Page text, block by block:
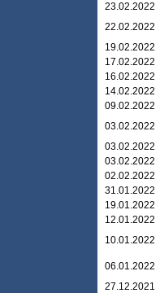
23.02.2022
22.02.2022
19.02.2022
17.02.2022
16.02.2022
14.02.2022
09.02.2022
03.02.2022
03.02.2022
03.02.2022
02.02.2022
31.01.2022
19.01.2022
12.01.2022
10.01.2022
06.01.2022
27.12.2021